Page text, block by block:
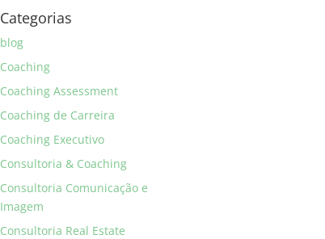
Categorias
blog
Coaching
Coaching Assessment
Coaching de Carreira
Coaching Executivo
Consultoria & Coaching
Consultoria Comunicação e
Imagem
Consultoria Real Estate